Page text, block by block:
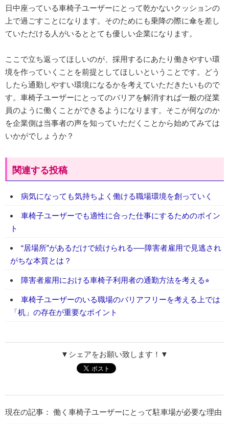
日中座っている車椅子ユーザーにとって乾かないクッションの
上で過ごすことになります。そのためにも乗降の際に傘を差し
ていただける人がいるととても優しい企業になります。
ここで立ち返ってほしいのが、採用するにあたり働きやすい環
境を作っていくことを前提としてほしいということです。どう
したら通勤しやすい環境になるかを考えていただきたいもので
す。車椅子ユーザーにとってのバリアを解消すれば一般の従業
員のように働くことができるようになります。そこが何なのか
を企業側は当事者の声を知っていただくことから始めてみては
いかがでしょうか？
関連する投稿
病気になっても気持ちよく働ける職場環境を創っていく
車椅子ユーザーでも適性に合った仕事にするためのポイン
ト
“居場所”があるだけで続けられる──障害者雇用で見逃され
がちな本質とは？
障害者雇用における車椅子利用者の通勤方法を考える⭐︎
車椅子ユーザーのいる職場のバリアフリーを考える上では
「机」の存在が重要なポイント
▼シェアをお願い致します！▼
現在の記事： 働く車椅子ユーザーにとって駐車場が必要な理由